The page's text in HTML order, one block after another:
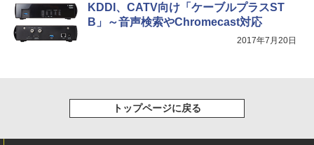
KDDI、CATV向け「ケーブルプラスST
B」～音声検索やChromecast対応
2017年7月20日
トップページに戻る